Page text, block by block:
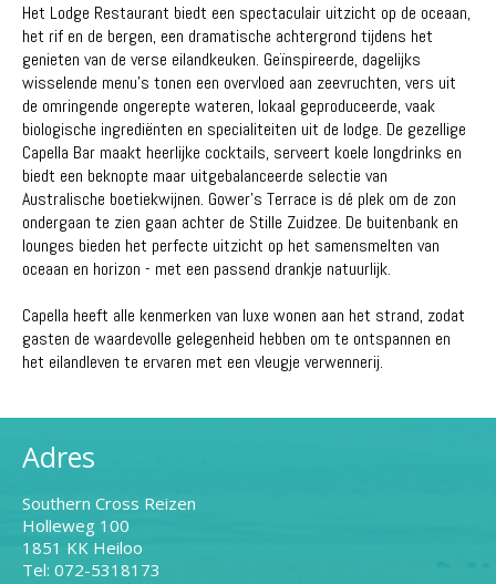
Het Lodge Restaurant biedt een spectaculair uitzicht op de oceaan,
het rif en de bergen, een dramatische achtergrond tijdens het
genieten van de verse eilandkeuken. Geïnspireerde, dagelijks
wisselende menu's tonen een overvloed aan zeevruchten, vers uit
de omringende ongerepte wateren, lokaal geproduceerde, vaak
biologische ingrediënten en specialiteiten uit de lodge. De gezellige
Capella Bar maakt heerlijke cocktails, serveert koele longdrinks en
biedt een beknopte maar uitgebalanceerde selectie van
Australische boetiekwijnen. Gower's Terrace is dé plek om de zon
ondergaan te zien gaan achter de Stille Zuidzee. De buitenbank en
lounges bieden het perfecte uitzicht op het samensmelten van
oceaan en horizon - met een passend drankje natuurlijk.
Capella heeft alle kenmerken van luxe wonen aan het strand, zodat
gasten de waardevolle gelegenheid hebben om te ontspannen en
het eilandleven te ervaren met een vleugje verwennerij.
Adres
Southern Cross Reizen
Holleweg 100
1851 KK Heiloo
Tel: 072-5318173